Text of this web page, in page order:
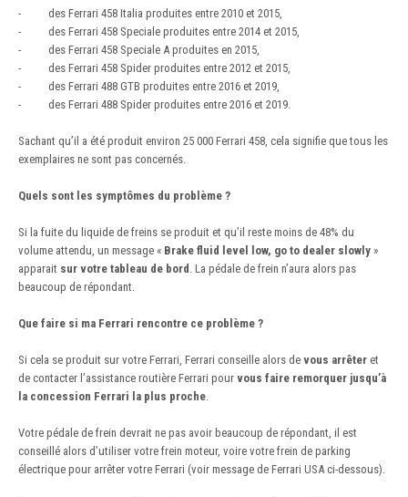
-
des Ferrari 458 Italia produites entre 2010 et 2015,
-
des Ferrari 458 Speciale produites entre 2014 et 2015,
-
des Ferrari 458 Speciale A produites en 2015,
-
des Ferrari 458 Spider produites entre 2012 et 2015,
-
des Ferrari 488 GTB produites entre 2016 et 2019,
-
des Ferrari 488 Spider produites entre 2016 et 2019.
Sachant qu’il a été produit environ 25 000 Ferrari 458, cela signifie que tous les
exemplaires ne sont pas concernés.
Quels sont les symptômes du problème ?
Si la fuite du liquide de freins se produit et qu’il reste moins de 48% du
volume attendu, un message « Brake fluid level low, go to dealer slowly »
apparait sur votre tableau de bord . La pédale de frein n’aura alors pas
beaucoup de répondant.
Que faire si ma Ferrari rencontre ce problème ?
Si cela se produit sur votre Ferrari, Ferrari conseille alors de vous arrêter et
de contacter l’assistance routière Ferrari pour vous faire remorquer jusqu’à
la concession Ferrari la plus proche
Votre pédale de frein devrait ne pas avoir beaucoup de répondant, il est
conseillé alors d’utiliser votre frein moteur, voire votre frein de parking
électrique pour arrêter votre Ferrari (voir message de Ferrari USA ci-dessous).